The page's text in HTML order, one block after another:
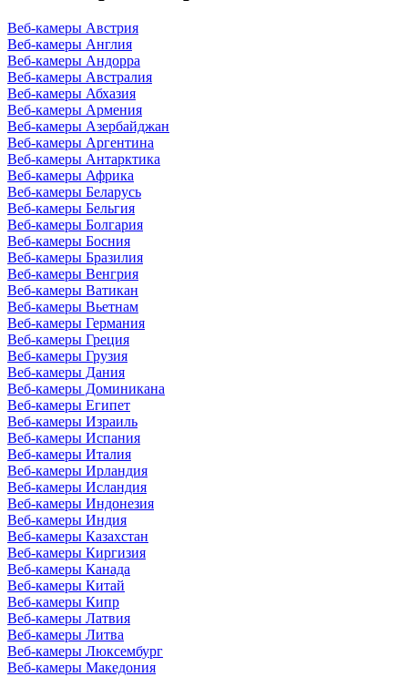
Веб-камеры Австрия
Веб-камеры Англия
Веб-камеры Андорра
Веб-камеры Австралия
Веб-камеры Абхазия
Веб-камеры Армения
Веб-камеры Азербайджан
Веб-камеры Аргентина
Веб-камеры Антарктика
Веб-камеры Африка
Веб-камеры Беларусь
Веб-камеры Бельгия
Веб-камеры Болгария
Веб-камеры Босния
Веб-камеры Бразилия
Веб-камеры Венгрия
Веб-камеры Ватикан
Веб-камеры Вьетнам
Веб-камеры Германия
Веб-камеры Греция
Веб-камеры Грузия
Веб-камеры Дания
Веб-камеры Доминикана
Веб-камеры Египет
Веб-камеры Израиль
Веб-камеры Испания
Веб-камеры Италия
Веб-камеры Ирландия
Веб-камеры Исландия
Веб-камеры Индонезия
Веб-камеры Индия
Веб-камеры Казахстан
Веб-камеры Киргизия
Веб-камеры Канада
Веб-камеры Китай
Веб-камеры Кипр
Веб-камеры Латвия
Веб-камеры Литва
Веб-камеры Люксембург
Веб-камеры Македония